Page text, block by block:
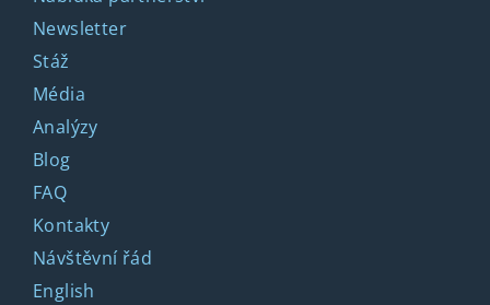
Newsletter
Stáž
Média
Analýzy
Blog
FAQ
Kontakty
Návštěvní řád
English